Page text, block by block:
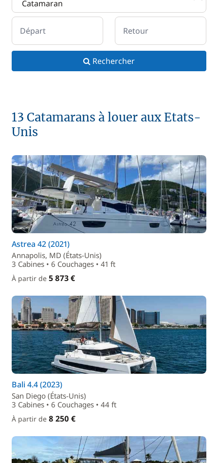
Départ Retour
Rechercher
13 Catamarans à louer aux Etats-
Unis
Astrea 42 (2021)
Annapolis, MD (États-Unis)
3 Cabines • 6 Couchages • 41 ft
À partir de 5 873 €
Bali 4.4 (2023)
San Diego (États-Unis)
3 Cabines • 6 Couchages • 44 ft
À partir de 8 250 €